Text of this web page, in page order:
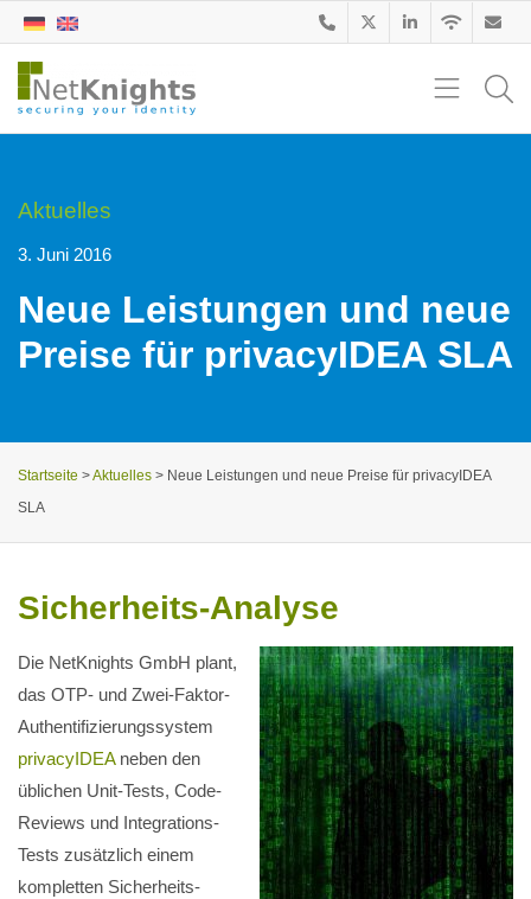
Aktuelles
3. Juni 2016
Neue Leistungen und neue
Preise für privacyIDEA SLA
Startseite >Aktuelles > Neue Leistungen und neue Preise für privacyIDEA
SLA
Sicherheits-Analyse
Die NetKnights GmbH plant,
das OTP- und Zwei-Faktor-
Authentifizierungssystem
privacyIDEAneben den
üblichen Unit-Tests, Code-
Reviews und Integrations-
Tests zusätzlich einem
kompletten Sicherheits-